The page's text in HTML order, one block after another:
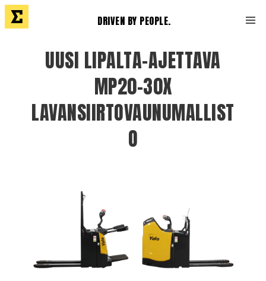
DRIVEN BY PEOPLE.
UUSI LIPALTA-AJETTAVA
MP20-30X
LAVANSIIRTOVAUNUMALLIST
O